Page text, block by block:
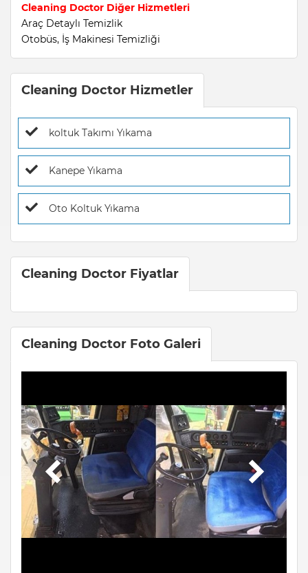
Cleaning Doctor Diğer Hizmetleri
Araç Detaylı Temizlik
Otobüs, İş Makinesi Temizliği
Cleaning Doctor Hizmetler
koltuk Takımı Yıkama
Kanepe Yıkama
Oto Koltuk Yıkama
Cleaning Doctor Fiyatlar
Cleaning Doctor Foto Galeri